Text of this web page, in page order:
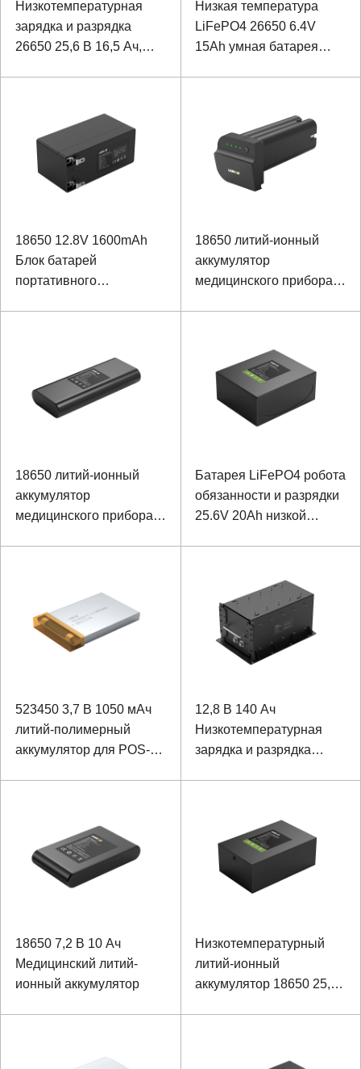
Низкотемпературная
зарядка и разрядка
26650 25,6 В 16,5 Ач,
Низкая температура
LiFePO4 26650 6.4V
15Ah умная батарея
18650 12.8V 1600mAh
Блок батарей
портативного
18650 литий-ионный
аккумулятор
медицинского прибора
18650 литий-ионный
аккумулятор
медицинского прибора
Батарея LiFePO4 робота
обязанности и разрядки
25.6V 20Ah низкой
523450 3,7 В 1050 мАч
литий-полимерный
аккумулятор для POS-
12,8 В 140 Ач
Низкотемпературная
зарядка и разрядка
18650 7,2 В 10 Ач
Медицинский литий-
ионный аккумулятор
Низкотемпературный
литий-ионный
аккумулятор 18650 25,9